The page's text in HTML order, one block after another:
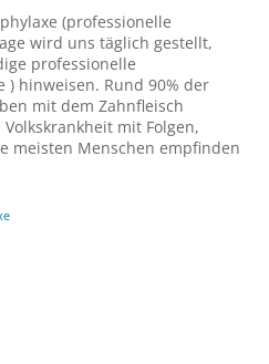
(professionelle
wird uns täglich gestellt,
professionelle
) hinweisen. Rund 90% der
mit dem Zahnfleisch
mit Folgen,
meisten Menschen empfinden